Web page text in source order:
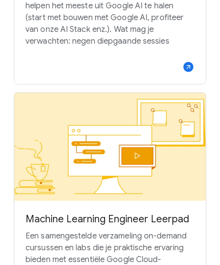
helpen het meeste uit Google AI te halen
(start met bouwen met Google AI, profiteer
van onze AI Stack enz.). Wat mag je
verwachten: negen diepgaande sessies
Machine Learning Engineer Leerpad
Een samengestelde verzameling on-demand
cursussen en labs die je praktische ervaring
bieden met essentiële Google Cloud-